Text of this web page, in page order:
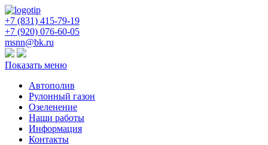
+7 (831) 415-79-19
+7 (920) 076-60-05
msnn@bk.ru
Показать меню
Автополив
Рулонный газон
Озеленение
Наши работы
Информация
Контакты